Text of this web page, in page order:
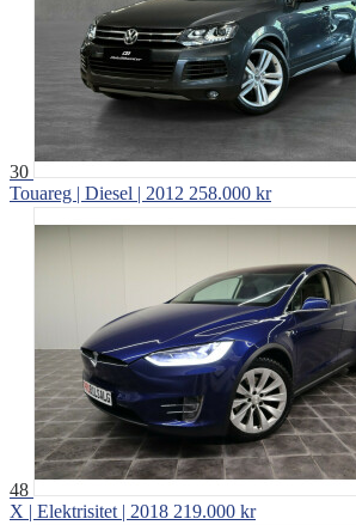
30
Touareg | Diesel | 2012 258.000 kr
48
X | Elektrisitet | 2018 219.000 kr